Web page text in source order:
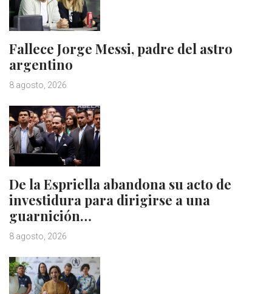
Fallece Jorge Messi, padre del astro
argentino
8 agosto, 2026
De la Espriella abandona su acto de
investidura para dirigirse a una
guarnición…
8 agosto, 2026